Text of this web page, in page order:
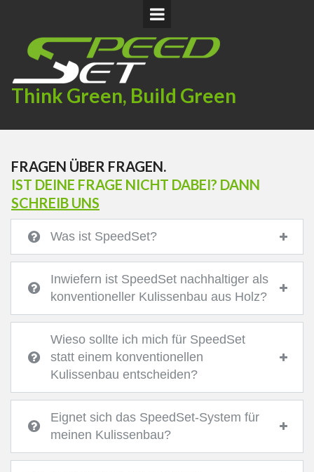
Think Green, Build Green
FRAGEN ÜBER FRAGEN.
IST DEINE FRAGE NICHT DABEI? DANN
SCHREIB UNS
Was ist SpeedSet?
Inwiefern ist SpeedSet nachhaltiger als
konventioneller Kulissenbau aus Holz?
Wieso sollte ich mich für SpeedSet
statt einem konventionellen
Kulissenbau entscheiden?
Eignet sich das SpeedSet-System für
meinen Kulissenbau?